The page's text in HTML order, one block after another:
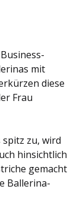
mit
diese
Frau
zu, wird
hinsichtlich
gemacht
Ballerina-